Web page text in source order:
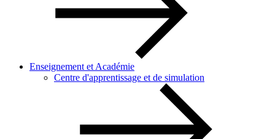
Enseignement et Académie
Centre d'apprentissage et de simulation